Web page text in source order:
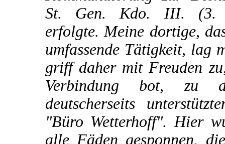
St. Gen. Kdo. III. (3.
erfolgte. Meine dortige,
umfassende Tätigkeit, lag
griff daher mit Freuden
Verbindung bot, zu
deutscherseits
"Büro Wetterhoff". Hier
alle Fäden gesponnen,